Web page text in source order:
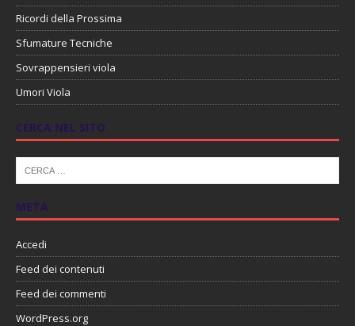
Ricordi della Prossima
Sfumature Tecniche
Sovrappensieri viola
Umori Viola
CERCA NEL SITO
META
Accedi
Feed dei contenuti
Feed dei commenti
WordPress.org